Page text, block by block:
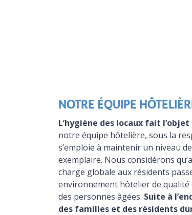
NOTRE ÉQUIPE
L’hygiène des locaux fait
notre équipe hôtelière, sous la
s’emploie à maintenir un niveau
exemplaire. Nous considérons
charge globale aux résidents
environnement hôtelier de
des personnes âgées. Suite à
des familles et des résidents